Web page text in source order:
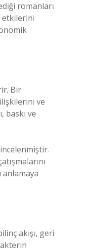
romanları
etkilerini
Bir
ve
baskı ve
anlamaya
akışı, geri